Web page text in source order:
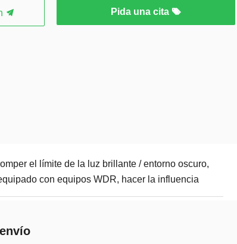
Pida una cita
el límite de la luz brillante / entorno oscuro,
con equipos WDR, hacer la influencia